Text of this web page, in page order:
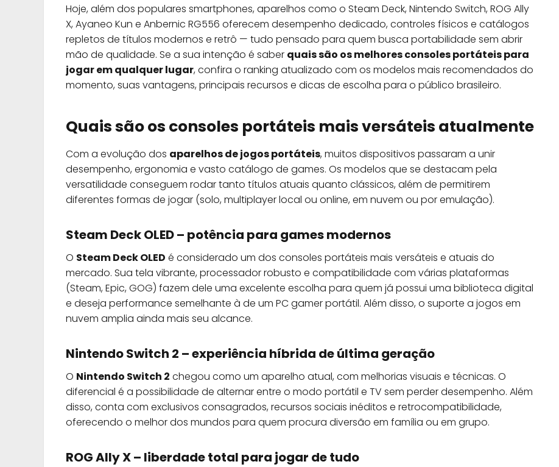
Hoje, além dos populares smartphones, aparelhos como o Steam Deck, Nintendo Switch, ROG Ally
X, Ayaneo Kun e Anbernic RG556 oferecem desempenho dedicado, controles físicos e catálogos
repletos de títulos modernos e retrô — tudo pensado para quem busca portabilidade sem abrir
mão de qualidade. Se a sua intenção é saber quais são os melhores consoles portáteis para
jogar em qualquer lugar, confira o ranking atualizado com os modelos mais recomendados do
momento, suas vantagens, principais recursos e dicas de escolha para o público brasileiro.
Quais são os consoles portáteis mais versáteis atualmente
Com a evolução dos aparelhos de jogos portáteis, muitos dispositivos passaram a unir
desempenho, ergonomia e vasto catálogo de games. Os modelos que se destacam pela
versatilidade conseguem rodar tanto títulos atuais quanto clássicos, além de permitirem
diferentes formas de jogar (solo, multiplayer local ou online, em nuvem ou por emulação).
Steam Deck OLED – potência para games modernos
O Steam Deck OLED é considerado um dos consoles portáteis mais versáteis e atuais do
mercado. Sua tela vibrante, processador robusto e compatibilidade com várias plataformas
(Steam, Epic, GOG) fazem dele uma excelente escolha para quem já possui uma biblioteca digital
e deseja performance semelhante à de um PC gamer portátil. Além disso, o suporte a jogos em
nuvem amplia ainda mais seu alcance.
Nintendo Switch 2 – experiência híbrida de última geração
O Nintendo Switch 2 chegou como um aparelho atual, com melhorias visuais e técnicas. O
diferencial é a possibilidade de alternar entre o modo portátil e TV sem perder desempenho. Além
disso, conta com exclusivos consagrados, recursos sociais inéditos e retrocompatibilidade,
oferecendo o melhor dos mundos para quem procura diversão em família ou em grupo.
ROG Ally X – liberdade total para jogar de tudo